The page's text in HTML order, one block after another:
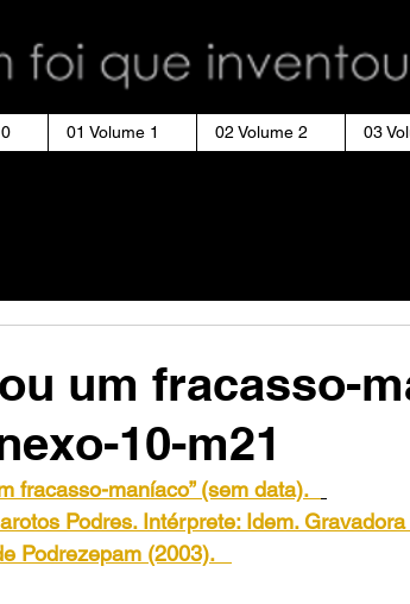
01 Volume 1 02 Volume 2 03
um fracasso-
10-m21
fracasso-maníaco” (sem data).
Podres. Intérprete: Idem.
Podrezepam (2003).